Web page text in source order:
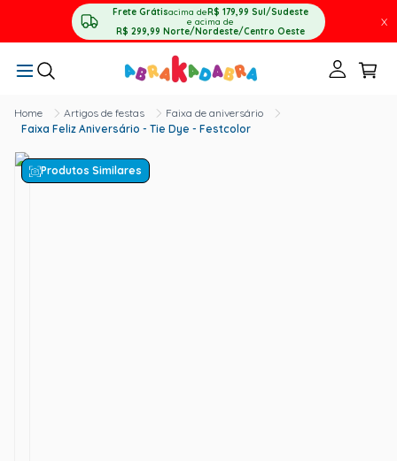
Frete Grátisacima deR$ 179,99 Sul/Sudeste
e acima de
R$ 299,99 Norte/Nordeste/Centro Oeste
X
Artigos de festas
Faixa de aniversário
Faixa Feliz Aniversário - Tie Dye - Festcolor
Produtos Similares